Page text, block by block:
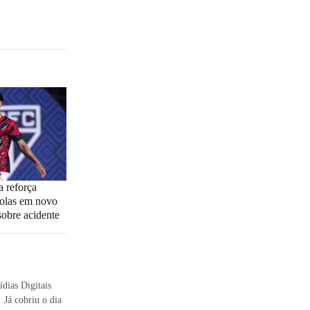
reforça
em novo
acidente
Digitais
Já cobriu o dia